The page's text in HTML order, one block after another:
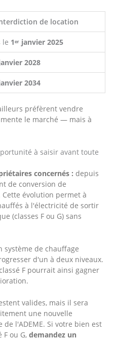
de location
le 1ᵉʳ janvier 2025
janvier 2028
janvier 2034
préfèrent vendre
le marché — mais à
à saisir avant toute
concernés : depuis
de conversion de
Cette évolution permet à
à l'électricité de sortir
(classes F ou G) sans
système de chauffage
d'un à deux niveaux.
F pourrait ainsi gagner
valides, mais il sera
une nouvelle
l'ADEME. Si votre bien est
F ou G,demandez un